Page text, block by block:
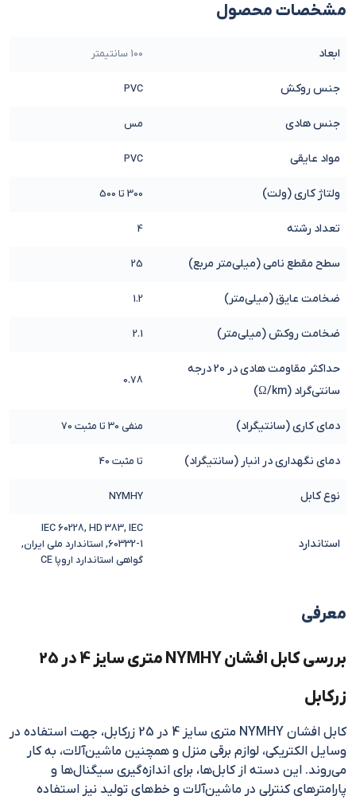
مشخصات محصول
ابعاد 100 سانتیمتر
جنس روکش PVC
جنس هادی مس
مواد عایقی PVC
ولتاژ کاری (ولت) 300 تا 500
تعداد رشته 4
سطح مقطع نامی (میلی‌متر مربع) 25
ضخامت عایق (میلی‌متر) 1.2
ضخامت روکش (میلی‌متر) 2.1
حداکثر مقاومت هادی در 20 درجه
سانتی‌گراد (Ω/km)
0.78
دمای کاری (سانتیگراد) منفی 30 تا مثبت 70
دمای نگهداری در انبار (سانتیگراد) تا مثبت 40
نوع کابل NYMHY
استاندارد
IEC 60228, HD 383, IEC
60332-1, استاندارد ملی ایران,
گواهی استاندارد اروپا CE
معرفی
بررسی کابل افشان NYMHY متری سایز 4 در 25
زرکابل
کابل افشان NYMHY متری سایز 4 در 25 زرکابل،‌ جهت استفاده در
وسایل الکتریکی، لوازم برقی منزل و همچنین ماشین‌آلات، به کار
می‌روند. این دسته از کابل‌ها، برای اندازه‌گیری سیگنال‌ها و
پارامتر‌های کنترلی در ماشین‌آلات و خط‌های تولید نیز استفاده